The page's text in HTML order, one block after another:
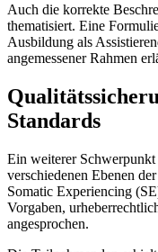
Auch die korrekte
thematisiert. Eine
Ausbildung als
angemessener Rahmen
Standards
Ein weiterer Schwerpunkt
verschiedenen Ebenen
Somatic Experiencing
Vorgaben,
angesprochen.